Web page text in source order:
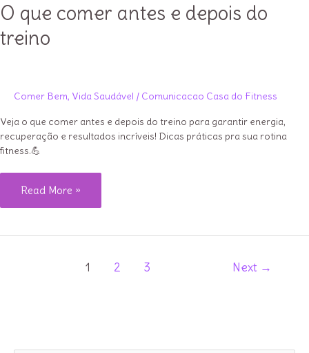
O que comer antes e depois do
treino
Comer Bem, Vida Saudável / Comunicacao Casa do Fitness
Veja o que comer antes e depois do treino para garantir energia,
recuperação e resultados incríveis! Dicas práticas pra sua rotina
fitness.💪
O
que
Read More »
1 2 3 Next →